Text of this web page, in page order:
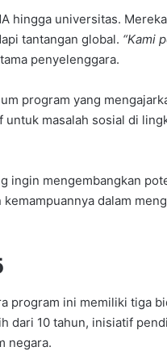
hingga universitas. Mereka
tantangan global. “Kami
penyelenggara.
program yang
masalah sosial di
ingin mengembangkan
dalam
program ini memiliki tiga
dari 10 tahun, inisiatif
negara.